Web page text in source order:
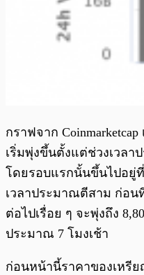
กราฟจาก
เริ่มพุ่งขึ้นตั้งแต่ช่วงเวล
โดยรอบแรกนั้นขึ้นไปอยู่
เวลาประมาณตีสาม ก่อน
ต่อไปเรื่อย ๆ จะพุ่งถึง
ประมาณ 7 โมงเช้า
ก่อนหน้านี้ราคาของเหรีย